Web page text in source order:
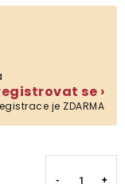
se ›
je ZDARMA